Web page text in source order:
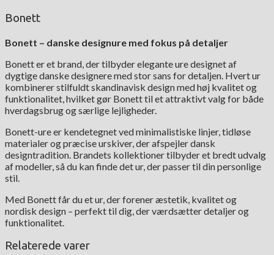
Bonett
Bonett – danske designure med fokus på detaljer
Bonett er et brand, der tilbyder elegante ure designet af
dygtige danske designere med stor sans for detaljen. Hvert ur
kombinerer stilfuldt skandinavisk design med høj kvalitet og
funktionalitet, hvilket gør Bonett til et attraktivt valg for både
hverdagsbrug og særlige lejligheder.
Bonett-ure er kendetegnet ved minimalistiske linjer, tidløse
materialer og præcise urskiver, der afspejler dansk
designtradition. Brandets kollektioner tilbyder et bredt udvalg
af modeller, så du kan finde det ur, der passer til din personlige
stil.
Med Bonett får du et ur, der forener æstetik, kvalitet og
nordisk design – perfekt til dig, der værdsætter detaljer og
funktionalitet.
Relaterede varer